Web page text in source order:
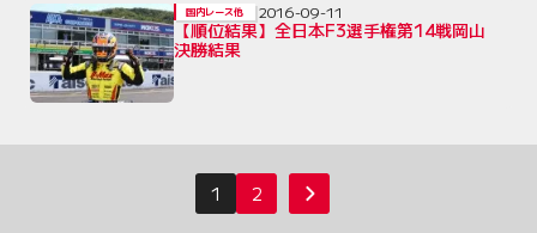
【順位結果】全日本F3選手権第14戦岡山
決勝結果
国内レース他 2016-09-11
1 2 次へ